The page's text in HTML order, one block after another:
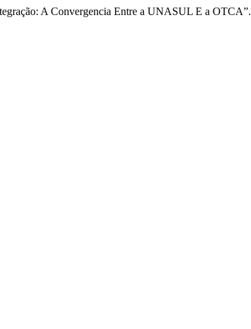
A Convergencia Entre a UNASUL E a OTCA”.